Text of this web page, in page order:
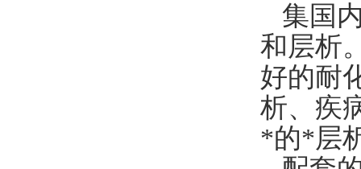
集国
和层析
好的耐
析、疾
*的*层